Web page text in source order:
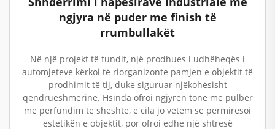
ngjyra në puder me finish të
rrumbullakët
Në një projekt të fundit, një prodhues i udhëheqës i
automjeteve kërkoi të riorganizonte pamjen e objektit të
prodhimit të tij, duke siguruar njëkohësisht
qëndrueshmërinë. Hsinda ofroi ngjyrën tonë me pulber
me përfundim të sheshtë, e cila jo vetëm se përmirësoi
estetikën e objektit, por ofroi edhe një shtresë